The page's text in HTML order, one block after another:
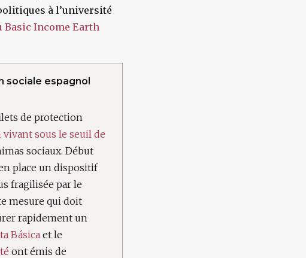
à l’université
Basic Income Earth
sociale espagnol
de protection
sous le seuil de
sociaux. Début
place un dispositif
fragilisée par le
mesure qui doit
rapidement un
Básica et le
ont émis de